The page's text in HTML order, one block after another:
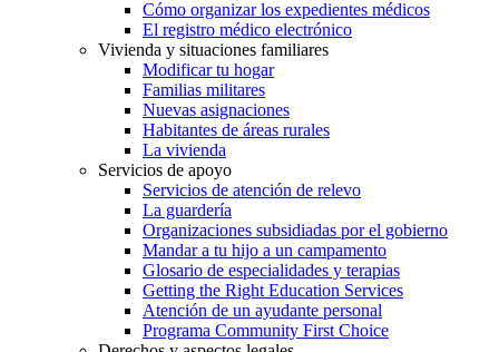
Cómo organizar los expedientes médicos
El registro médico electrónico
Vivienda y situaciones familiares
Modificar tu hogar
Familias militares
Nuevas asignaciones
Habitantes de áreas rurales
La vivienda
Servicios de apoyo
Servicios de atención de relevo
La guardería
Organizaciones subsidiadas por el gobierno
Mandar a tu hijo a un campamento
Glosario de especialidades y terapias
Getting the Right Education Services
Atención de un ayudante personal
Programa Community First Choice